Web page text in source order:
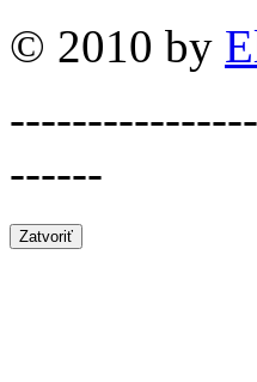
© 2010 by
------